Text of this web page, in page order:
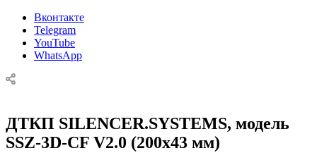
Вконтакте
Telegram
YouTube
WhatsApp
ДТКП SILENCER.SYSTEMS, модель
SSZ-3D-CF V2.0 (200х43 мм)